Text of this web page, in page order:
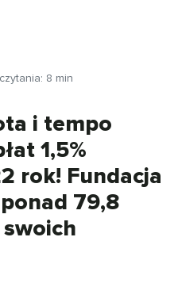
8 min
i tempo
1,5%
rok! Fundacja
79,8